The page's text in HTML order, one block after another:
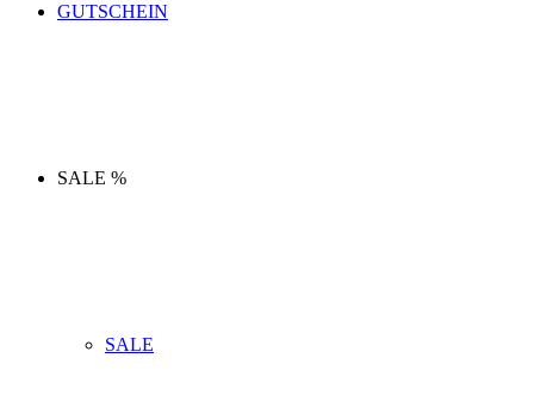
GUTSCHEIN
SALE %
SALE